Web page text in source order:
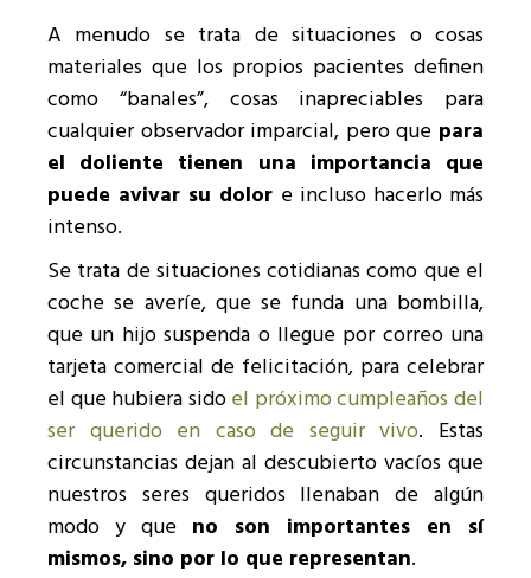
A menudo se trata de situaciones o cosas
materiales que los propios pacientes definen
como “banales”, cosas inapreciables para
cualquier observador imparcial, pero que para
el doliente tienen una importancia que
puede avivar su dolor e incluso hacerlo más
intenso.
Se trata de situaciones cotidianas como que el
coche se averíe, que se funda una bombilla,
que un hijo suspenda o llegue por correo una
tarjeta comercial de felicitación, para celebrar
el que hubiera sidoel próximo cumpleaños del
ser querido en caso de seguir vivo. Estas
circunstancias dejan al descubierto vacíos que
nuestros seres queridos llenaban de algún
modo y que no son importantes en sí
mismos, sino por lo que representan.